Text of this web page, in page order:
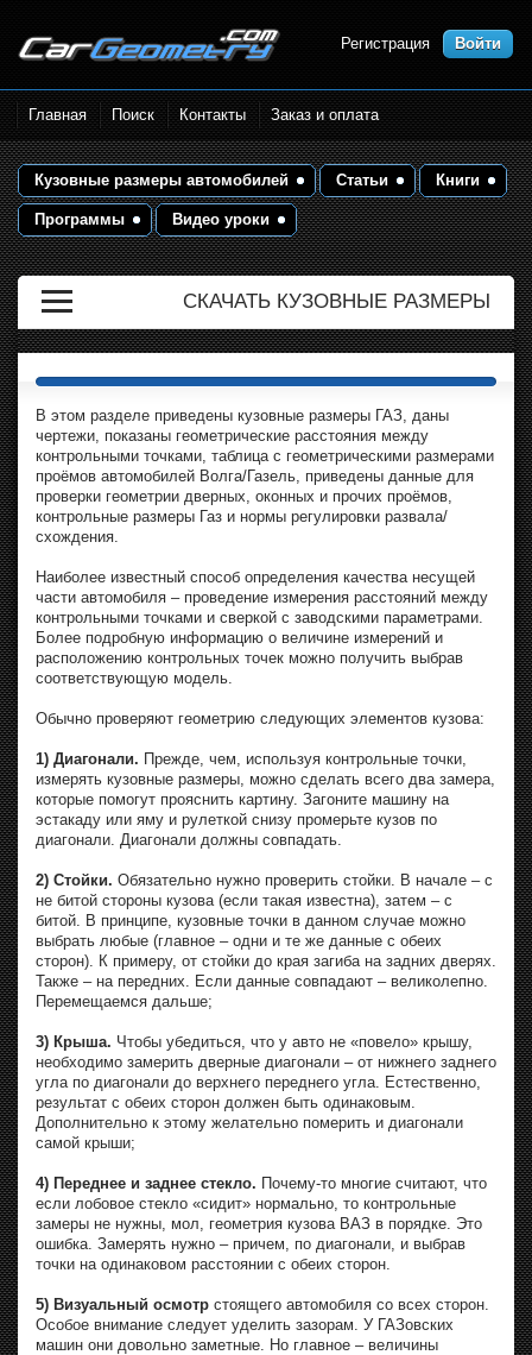
Размеры кузова автомобилей.
Контрольные точки и кузовные
размеры. Геометрия кузова
Регистрация Войти
Главная Поиск Контакты Заказ и оплата
Кузовные размеры автомобилей Статьи Книги
Программы Видео уроки
СКАЧАТЬ КУЗОВНЫЕ РАЗМЕРЫ
В этом разделе приведены кузовные размеры ГАЗ, даны
чертежи, показаны геометрические расстояния между
контрольными точками, таблица с геометрическими размерами
проёмов автомобилей Волга/Газель, приведены данные для
проверки геометрии дверных, оконных и прочих проёмов,
контрольные размеры Газ и нормы регулировки развала/
схождения.
Наиболее известный способ определения качества несущей
части автомобиля – проведение измерения расстояний между
контрольными точками и сверкой с заводскими параметрами.
Более подробную информацию о величине измерений и
расположению контрольных точек можно получить выбрав
соответствующую модель.
Обычно проверяют геометрию следующих элементов кузова:
1) Диагонали. Прежде, чем, используя контрольные точки,
измерять кузовные размеры, можно сделать всего два замера,
которые помогут прояснить картину. Загоните машину на
эстакаду или яму и рулеткой снизу промерьте кузов по
диагонали. Диагонали должны совпадать.
2) Стойки. Обязательно нужно проверить стойки. В начале – с
не битой стороны кузова (если такая известна), затем – с
битой. В принципе, кузовные точки в данном случае можно
выбрать любые (главное – одни и те же данные с обеих
сторон). К примеру, от стойки до края загиба на задних дверях.
Также – на передних. Если данные совпадают – великолепно.
Перемещаемся дальше;
3) Крыша. Чтобы убедиться, что у авто не «повело» крышу,
необходимо замерить дверные диагонали – от нижнего заднего
угла по диагонали до верхнего переднего угла. Естественно,
результат с обеих сторон должен быть одинаковым.
Дополнительно к этому желательно померить и диагонали
самой крыши;
4) Переднее и заднее стекло. Почему-то многие считают, что
если лобовое стекло «сидит» нормально, то контрольные
замеры не нужны, мол, геометрия кузова ВАЗ в порядке. Это
ошибка. Замерять нужно – причем, по диагонали, и выбрав
точки на одинаковом расстоянии с обеих сторон.
5) Визуальный осмотр стоящего автомобиля со всех сторон.
Особое внимание следует уделить зазорам. У ГАЗовских
машин они довольно заметные. Но главное – величины